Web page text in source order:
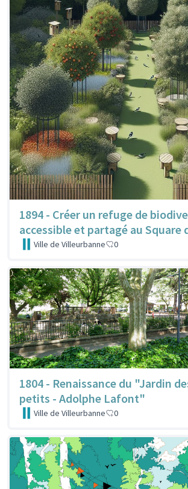
1894 - Créer un refuge de
accessible et partagé au Square
Ville de Villeurbanne 0
1804 - Renaissance du "Jardin
petits - Adolphe Lafont"
Ville de Villeurbanne 0